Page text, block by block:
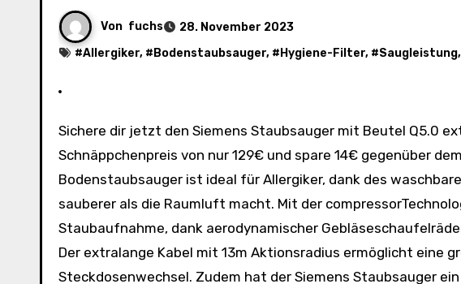
Von fuchs
28. November 2023
#Allergiker, # Bodenstaubsauger, # Hygiene-Filter, #Saugleistung
Sichere dir jetzt den Siemens Staubsauger mit Beutel Q5.0 extreme silencePower VSQ5X1230 zum
Schnäppchenpreis von nur 129€ und spare 14€ gegenüber
Bodenstaubsauger ist ideal für Allergiker, dank des
sauberer als die Raumluft macht. Mit der
Staubaufnahme, dank aerodynamischer
Der extralange Kabel mit 13m Aktionsradius ermöglicht eine
Steckdosenwechsel. Zudem hat der Siemens Staubsauger